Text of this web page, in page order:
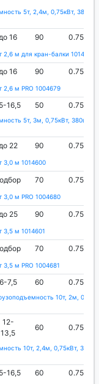
5т, 2,4м, 0,75кВт, 380в,
до 16 90 0.75
м для кран-балки 1014598
до 16 90 0.75
2,6 м PRO 1004679
16,5 50 0.75
5т, 3м, 0,75кВт, 380в,
до 22 90 0.75
3,0 м 1014600
70 0.75
3,0 м PRO 1004680
до 25 90 0.75
3,5 м 1014601
70 0.75
3,5 м PRO 1004681
6-7,5 60 0.75
10т, 2м,
12-
13,5
60 0.75
10т, 2,4м, 0,75кВт, 380в,
16,5 60 0.75